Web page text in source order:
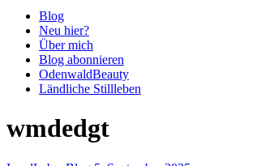
Blog
Neu hier?
Über mich
Blog abonnieren
OdenwaldBeauty
Ländliche Stillleben
wmdedgt